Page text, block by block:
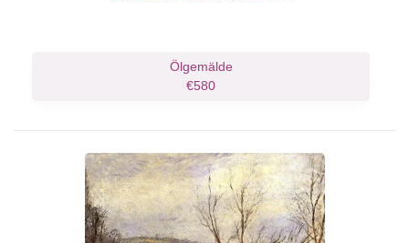
Ölgemälde
€580